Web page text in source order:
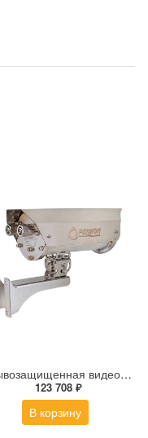
Взрывозащищенная видеокамера Релион Релион-Exd-Н-150-ИК-IP2Мп5-50Z-PoE-SD-МК-С-TR
123 708 ₽
В корзину